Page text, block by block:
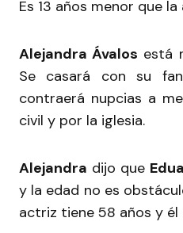
Es 13 años menor que
Alejandra Ávalos está
Se casará con su
contraerá nupcias a
civil y por la iglesia.
Alejandra dijo que
y la edad no es
actriz tiene 58 años y él